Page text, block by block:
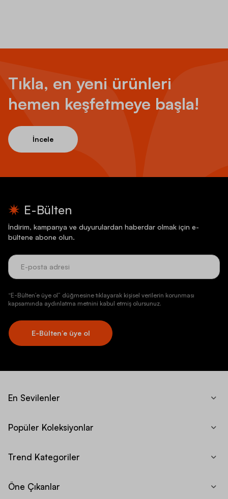
Tıkla, en yeni ürünleri
hemen keşfetmeye başla!
İncele
E-Bülten
İndirim, kampanya ve duyurulardan haberdar olmak için e-
bültene abone olun.
“E-Bülten’e üye ol” düğmesine tıklayarak kişisel verilerin korunması
kapsamında aydınlatma metnini kabul etmiş olursunuz.
E-Bülten’e üye ol
En Sevilenler
Popüler Koleksiyonlar
Trend Kategoriler
Öne Çıkanlar